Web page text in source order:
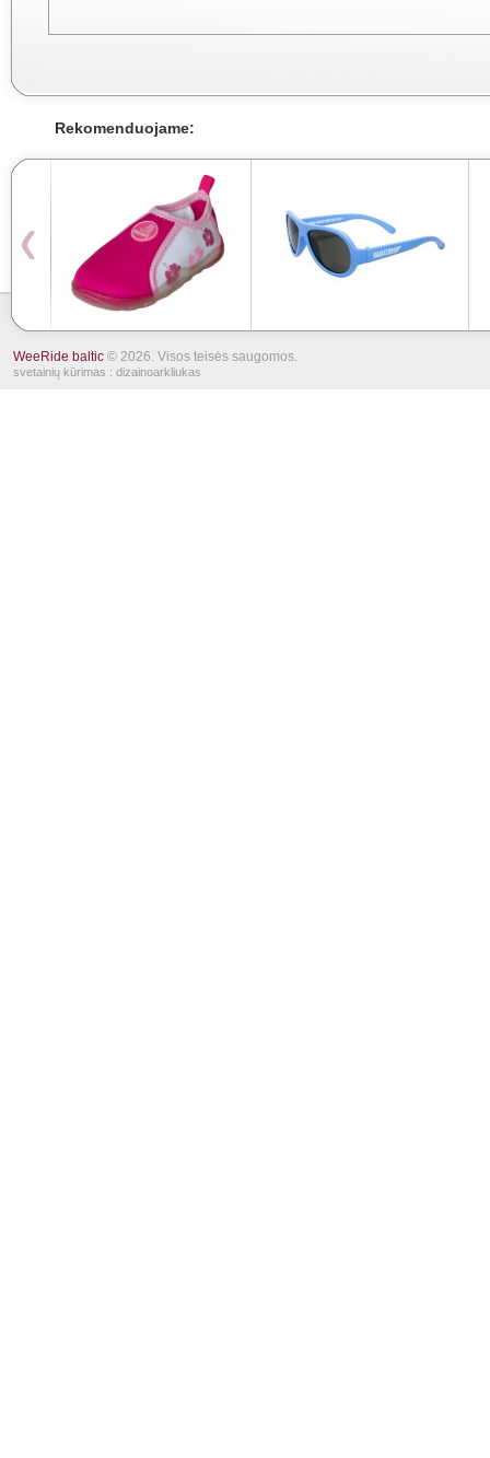
Rekomenduojame:
WeeRide baltic © 2026. Visos teisės saugomos.
svetainių kūrimas : dizainoarkliukas